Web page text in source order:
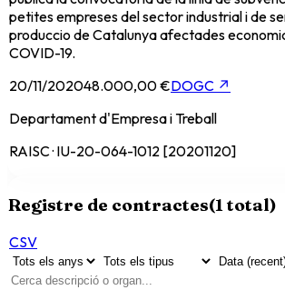
petites empreses del sector industrial i de
produccio de Catalunya afectades
COVID-19.
20/11/202048.000,00 €DOGC ↗
Departament d'Empresa i Treball
RAISC · IU-20-064-1012 [20201120]
Registre de contractes(1total)
CSV